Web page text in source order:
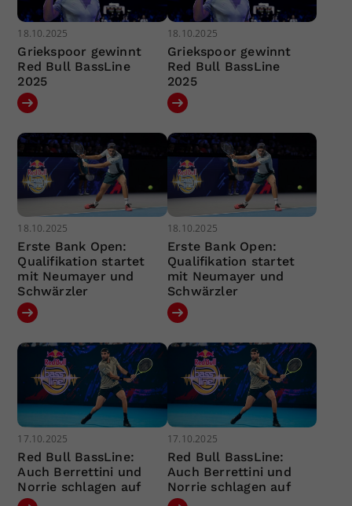
18.10.2025
Griekspoor gewinnt
Red Bull BassLine
2025
18.10.2025
Griekspoor gewinnt
Red Bull BassLine
2025
18.10.2025
Erste Bank Open:
Qualifikation startet
mit Neumayer und
Schwärzler
18.10.2025
Erste Bank Open:
Qualifikation startet
mit Neumayer und
Schwärzler
17.10.2025
Red Bull BassLine:
Auch Berrettini und
Norrie schlagen auf
17.10.2025
Red Bull BassLine:
Auch Berrettini und
Norrie schlagen auf